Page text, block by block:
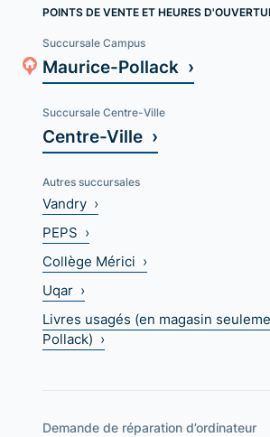
POINTS DE VENTE ET HEURES
Succursale Campus
Maurice-Pollack ›
Succursale Centre-Ville
Centre-Ville ›
Autres succursales
Vandry ›
PEPS ›
Collège Mérici ›
Uqar ›
Livres usagés (en magasin
Pollack) ›
Demande de réparation d’ordinateur